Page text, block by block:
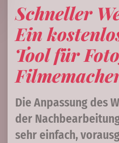
Schneller
Ein
Tool für
Die Anpassung des
der
sehr einfach,